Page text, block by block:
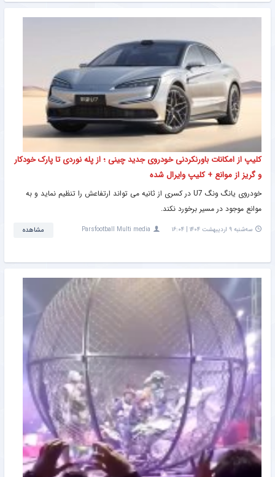
کلیپ از امکانات باورنکردنی خودروی جدید چینی ؛ از پله نوردی تا پارک خودکار
و گریز از موانع + کلیپ وایرال شده
خودروی یانگ ونگ U7 در کسری از ثانیه می تواند ارتفاعش را تنظیم نماید و به
موانع موجود در مسیر برخورد نکند.
سه‌شنبه ۹ اردیبهشت ۱۴۰۴ | ۱۶:۰۴ Parsfootball Multi media مشاهده